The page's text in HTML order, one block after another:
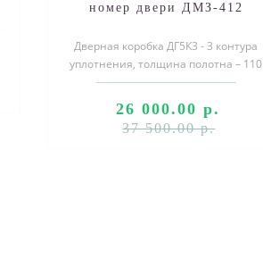
номер двери ДМЗ-412
ОТКРЫВАНИЕ
Дверная коробка ДГ5К3 - 3 контура
уплотнения, толщина полотна – 110
мм Порошковое покрытие Муар чер..
26 000.00 р.
37 500.00 р.